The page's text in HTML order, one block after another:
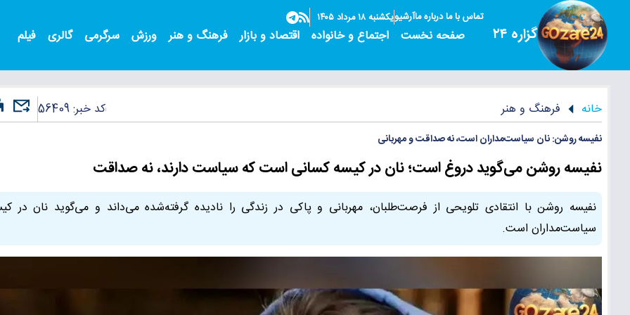
گزاره ۲۴
تماس با مادرباره ماآرشیویکشنبه ۱۸ مرداد ۱۴۰۵
صفحه نخست اجتماع و خانواده اقتصاد و بازار فرهنگ و هنر ورزش سرگرمی گالری فیلم
خانه فرهنگ و هنر کد خبر:56409
نفیسه روشن: نان سیاست‌مداران است، نه صداقت و مهربانی
نفیسه روشن می‌گوید دروغ است؛ نان در کیسه کسانی است که سیاست دارند، نه صداقت
نفیسه روشن با انتقادی تلویحی از فرصت‌طلبان، مهربانی و پاکی در زندگی را نادیده گرفته‌شده می‌داند و می‌گوید نان در
سیاست‌مداران است.